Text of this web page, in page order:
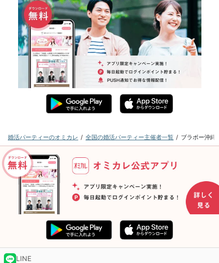
婚活パーティーのオミカレ 全国の婚活パーティー主催者一覧 ブラボー沖縄
LINE